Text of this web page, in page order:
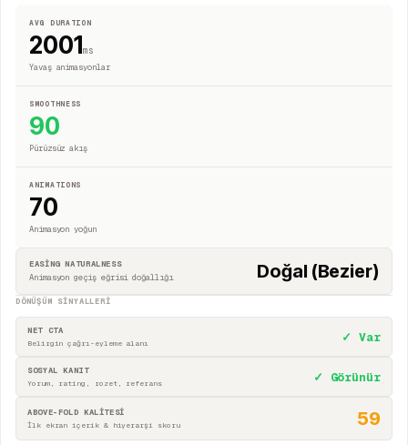
AVG DURATION
2001ms
Yavaş animasyonlar
SMOOTHNESS
90
Pürüzsüz akış
ANIMATIONS
70
Animasyon yoğun
EASING NATURALNESS
Animasyon geçiş eğrisi doğallığı
Doğal (Bezier)
DÖNÜŞÜM SINYALLERI
NET CTA
Belirgin çağrı-eyleme alanı ✓ Var
SOSYAL KANIT
Yorum, rating, rozet, referans ✓ Görünür
ABOVE-FOLD KALİTESİ
İlk ekran içerik & hiyerarşi skoru 59